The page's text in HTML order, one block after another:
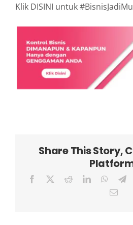
Klik DISINI untuk
Share This Story,
Facebook RedditLinkedIn
Email